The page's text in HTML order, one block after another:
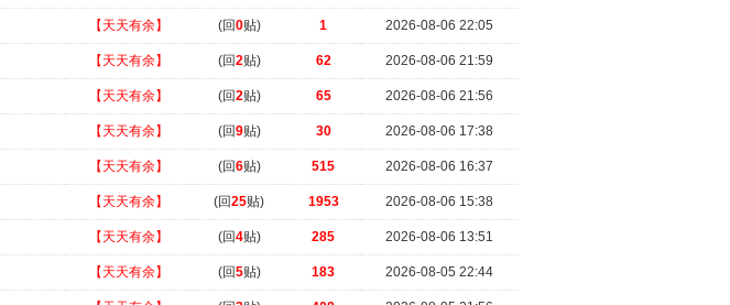
【天天有余】 (回0贴) 1 2026-08-06 22:05
【天天有余】 (回2贴) 62 2026-08-06 21:59
【天天有余】 (回2贴) 65 2026-08-06 21:56
【天天有余】 (回9贴) 30 2026-08-06 17:38
【天天有余】 (回6贴) 515 2026-08-06 16:37
【天天有余】 (回25贴) 1953 2026-08-06 15:38
【天天有余】 (回4贴) 285 2026-08-06 13:51
【天天有余】 (回5贴) 183 2026-08-05 22:44